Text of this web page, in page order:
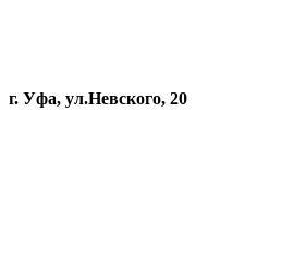
г. Уфа, ул.Невского, 20